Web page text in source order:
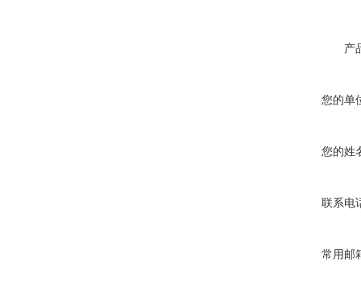
产
您的单
您的姓
联系电
常用邮